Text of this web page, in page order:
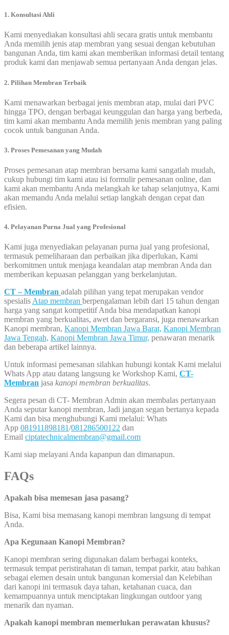
1. Konsultasi Ahli
Kami menyediakan konsultasi ahli secara gratis untuk membantu
Anda memilih jenis atap membran yang sesuai dengan kebutuhan
bangunan Anda, tim kami akan memberikan informasi detail tentang
produk kami dan menjawab semua pertanyaan Anda dengan jelas.
2. Pilihan Membran Terbaik
Kami menawarkan berbagai jenis membran atap, mulai dari PVC
hingga TPO, dengan berbagai keunggulan dan harga yang berbeda,
tim kami akan membantu Anda memilih jenis membran yang paling
cocok untuk bangunan Anda.
3. Proses Pemesanan yang Mudah
Proses pemesanan atap membran bersama kami sangatlah mudah,
cukup hubungi tim kami atau isi formulir pemesanan online, dan
kami akan membantu Anda melangkah ke tahap selanjutnya, Kami
akan memandu Anda melalui setiap langkah dengan cepat dan
efisien.
4. Pelayanan Purna Jual yang Profesional
Kami juga menyediakan pelayanan purna jual yang profesional,
termasuk pemeliharaan dan perbaikan jika diperlukan, Kami
berkomitmen untuk menjaga keandalan atap membran Anda dan
memberikan kepuasan pelanggan yang berkelanjutan.
CT – Membran adalah pilihan yang tepat merupakan vendor
spesialisAtap membran berpengalaman lebih dari 15 tahun dengan
harga yang sangat kompetitif Anda bisa mendapatkan kanopi
membran yang berkualitas, awet dan bergaransi, juga menawarkan
Kanopi membran, Kanopi Membran Jawa Barat, Kanopi Membran
Jawa Tengah, Kanopi Membran Jawa Timur, penawaran menarik
dan beberapa artikel lainnya.
Untuk informasi pemesanan silahkan hubungi kontak Kami melalui
Whats App atau datang langsung ke Workshop Kami, CT-
Membran jasa kanopi membran berkualitas.
Segera pesan di CT- Membran Admin akan membalas pertanyaan
Anda seputar kanopi membran, Jadi jangan segan bertanya kepada
Kami dan bisa menghubungi Kami melalui: Whats
App 081911898181/081286500122 dan
Email ciptatechnicalmembran@gmail.com
Kami siap melayani Anda kapanpun dan dimanapun.
FAQs
Apakah bisa memesan jasa pasang?
Bisa, Kami bisa memasang kanopi membran langsung di tempat
Anda.
Apa Kegunaan Kanopi Membran?
Kanopi membran sering digunakan dalam berbagai konteks,
termasuk tempat peristirahatan di taman, tempat parkir, atau bahkan
sebagai elemen desain untuk bangunan komersial dan Kelebihan
dari kanopi ini termasuk daya tahan, ketahanan cuaca, dan
kemampuannya untuk menciptakan lingkungan outdoor yang
menarik dan nyaman.
Apakah kanopi membran memerlukan perawatan khusus?